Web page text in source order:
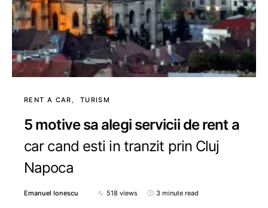
RENT A CAR TURISM
5 motive sa alegi servicii de rent a
car cand esti in tranzit prin Cluj
Napoca
Emanuel Ionescu 518 views 3 minute read